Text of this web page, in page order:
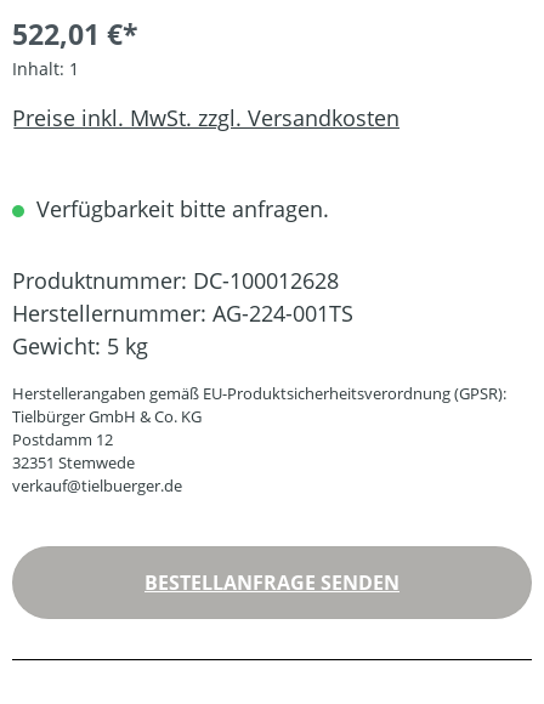
522,01 €*
Inhalt: 1
Preise inkl. MwSt. zzgl. Versandkosten
Verfügbarkeit bitte anfragen.
Produktnummer: DC-100012628
Herstellernummer: AG-224-001TS
Gewicht: 5 kg
Herstellerangaben gemäß EU-Produktsicherheitsverordnung (GPSR):
Tielbürger GmbH & Co. KG
Postdamm 12
32351 Stemwede
verkauf@tielbuerger.de
BESTELLANFRAGE SENDEN